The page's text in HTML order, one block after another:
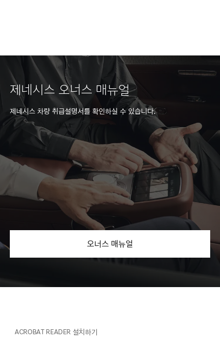
제네시스 오너스 매뉴얼
제네시스 차량 취급설명서를 확인하실 수 있습니다.
오너스 매뉴얼
ACROBAT READER 설치하기